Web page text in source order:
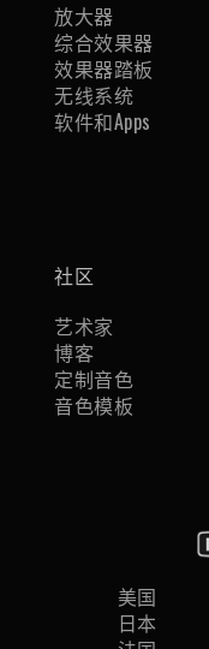
放大器
综合效果器
效果器踏板
无线系统
软件和Apps
社区
艺术家
博客
定制音色
音色模板
美国
日本